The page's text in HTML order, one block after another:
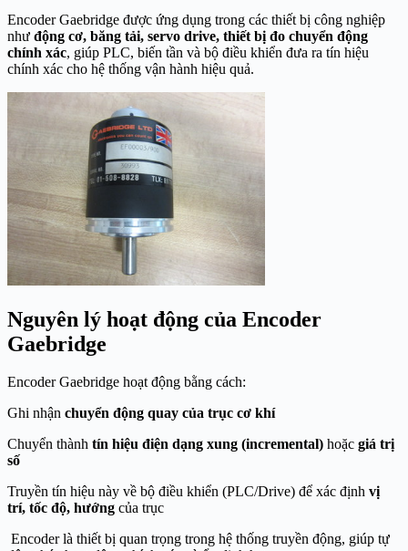
Encoder Gaebridge được ứng dụng trong các thiết bị công nghiệp
như động cơ, băng tải, servo drive, thiết bị đo chuyển động
chính xác, giúp PLC, biến tần và bộ điều khiển đưa ra tín hiệu
chính xác cho hệ thống vận hành hiệu quả.
Nguyên lý hoạt động của Encoder
Gaebridge
Encoder Gaebridge hoạt động bằng cách:
Ghi nhận chuyển động quay của trục cơ khí
Chuyển thành tín hiệu điện dạng xung (incremental) hoặc giá trị
số
Truyền tín hiệu này về bộ điều khiển (PLC/Drive) để xác định vị
trí, tốc độ, hướng của trục
Encoder là thiết bị quan trọng trong hệ thống truyền động, giúp tự